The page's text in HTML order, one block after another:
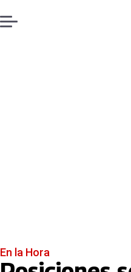
En la Hora